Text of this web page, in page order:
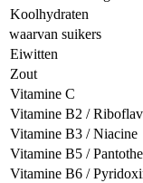
Koolhydraten
waarvan suikers
Eiwitten
Zout
Vitamine C
Vitamine B2 /
Vitamine B3 / Niacine
Vitamine B5 /
Vitamine B6 /